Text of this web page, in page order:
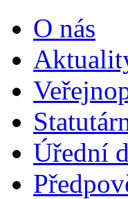
O nás
Úřední